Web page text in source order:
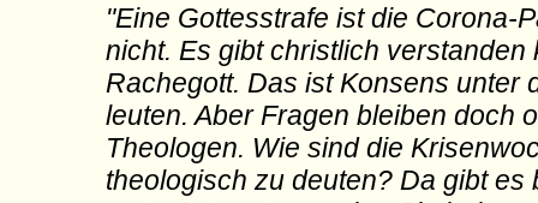
"Eine Gottesstrafe ist die Corona-
nicht. Es gibt christlich verstanden
Rachegott. Das ist Konsens unter
leuten. Aber Fragen bleiben doch
Theologen. Wie sind die
theologisch zu deuten? Da gibt es